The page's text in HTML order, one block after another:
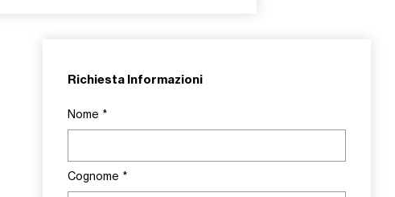
Richiesta Informazioni
Nome *
Cognome *